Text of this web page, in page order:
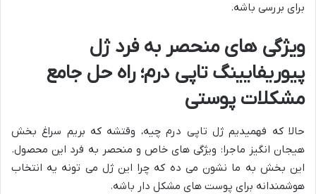
برای بررسی باشه.
ویژگی های منحصر به فرد ژل
پیوریفایینگ تاپی درم؛ راه حل جامع
مشکلات پوستی
حالا که فهمیدیم ژل تاپی درم چیه، وقتشه که بریم سراغ بخش
هیجان انگیز ماجرا: ویژگی های خاص و منحصر به فرد این محصول.
این بخش به ما نشون می ده که چرا این ژل می تونه یه انتخاب
هوشمندانه برای پوست های مشکل دار باشه.